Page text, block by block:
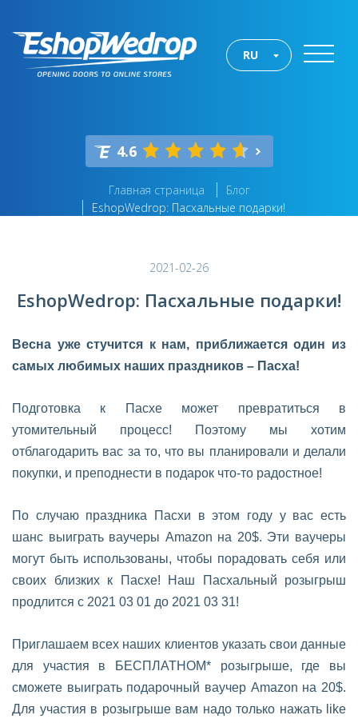
RU
4.6
Главная страница
Блог
EshopWedrop: Пасхальные подарки!
2021-02-26
EshopWedrop: Пасхальные подарки!
Весна уже стучится к нам, приближается один из
самых любимых наших праздников – Пасха!
Подготовка к Пасхе может превратиться в
утомительный процесс! Поэтому мы хотим
отблагодарить вас за то, что вы планировали и делали
покупки, и преподнести в подарок что-то радостное!
По случаю праздника Пасхи в этом году у вас есть
шанс выиграть ваучеры Amazon на 20$. Эти ваучеры
могут быть использованы, чтобы порадовать себя или
своих близких к Пасхе! Наш Пасхальный розыгрыш
продлится с 2021 03 01 до 2021 03 31!
Приглашаем всех наших клиентов указать свои данные
для участия в БЕСПЛАТНОМ* розыгрыше, где вы
сможете выиграть подарочный ваучер Amazon на 20$.
Для участия в розыгрыше вам надо только нажать like